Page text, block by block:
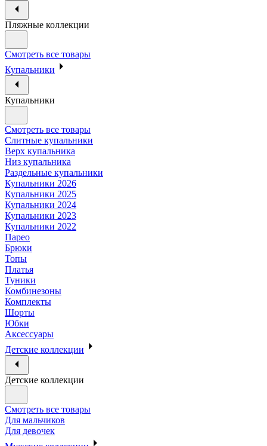
Пляжные коллекции
Смотреть все товары
Купальники
Купальники
Смотреть все товары
Слитные купальники
Верх купальника
Низ купальника
Раздельные купальники
Купальники 2026
Купальники 2025
Купальники 2024
Купальники 2023
Купальники 2022
Парео
Брюки
Топы
Платья
Туники
Комбинезоны
Комплекты
Шорты
Юбки
Аксессуары
Детские коллекции
Детские коллекции
Смотреть все товары
Для мальчиков
Для девочек